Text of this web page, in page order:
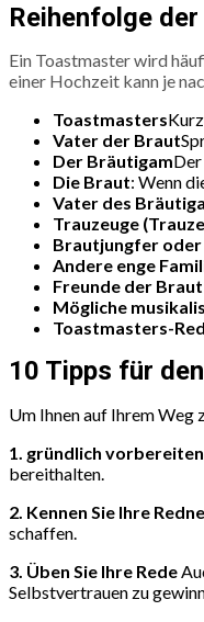
Reihenfolge
Ein Toastmaster wird
einer Hochzeit kann je
Toastmasters
Vater der Braut
Der Bräutigam
Die Braut: Wenn
Vater des
Trauzeuge
Brautjungfer oder
Andere enge
Freunde der
Mögliche
Toastmasters-
10 Tipps für
Um Ihnen auf Ihrem Weg
1. gründlich vorbereiten
bereithalten.
2. Kennen Sie Ihre
schaffen.
3. Üben Sie Ihre Rede
Selbstvertrauen zu